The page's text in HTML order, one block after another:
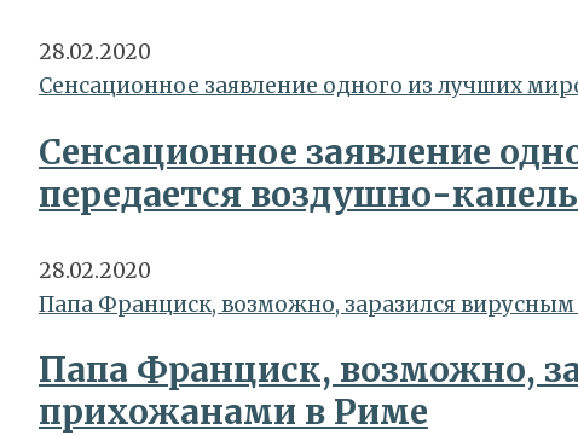
28.02.2020
Сенсационное заявление одного из лучших
Сенсационное заявление
передается воздушно-
28.02.2020
Папа Франциск, возможно, заразился
Папа Франциск, возможно,
прихожанами в Риме